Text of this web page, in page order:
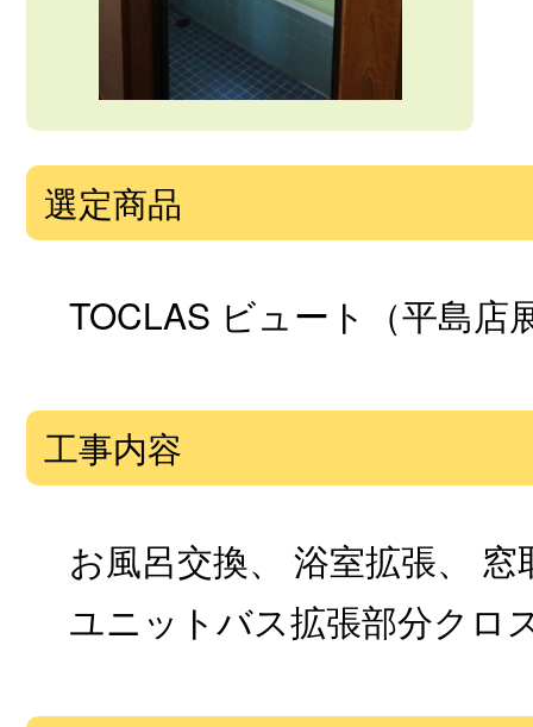
選定商品
TOCLAS ビュート（平島店
工事内容
お風呂交換、 浴室拡張、
ユニットバス拡張部分クロ